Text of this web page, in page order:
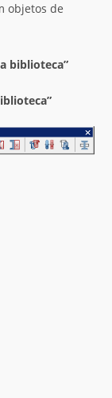
objetos de
biblioteca”